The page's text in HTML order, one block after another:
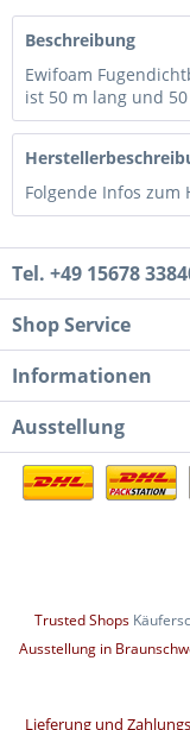
Beschreibung
Ewifoam
ist 50 m lang und
Folgende Infos
Tel. +49 15678
Shop Service
Informationen
Ausstellung
Trusted Shops
Ausstellung in
Lieferung und